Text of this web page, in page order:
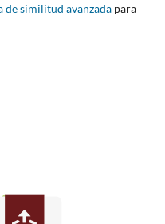
de similitud avanzadapara